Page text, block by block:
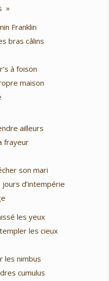
»
Franklin
bras câlins
à foison
maison
ailleurs
frayeur
son mari
d’intempérie
les yeux
les cieux
les nimbus
cumulus